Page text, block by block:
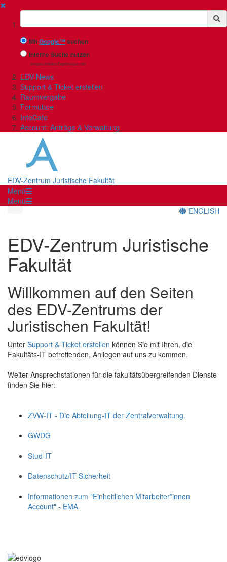
✖
Suchbegriff
MitGoogle™suchen
Interne Suche nutzen
(eingeschränkte Ergebnisqualität)
EDV-News
Support & Ticket erstellen
Raumvergabe
Formulare
InfoCafe
Account: Anträge & Verwaltung
EDV-Zentrum Juristische Fakultät
Menü
Menü
ENGLISH
EDV-Zentrum Juristische
Fakultät
Willkommen auf den Seiten
des EDV-Zentrums der
Juristischen Fakultät!
Unter Support & Ticket erstellen können Sie mit Ihren, die
Fakultäts-IT betreffenden, Anliegen auf uns zu kommen.
Weiter Ansprechstationen für die fakultätsübergreifenden Dienste
finden Sie hier:
ZVW-IT - Die Abteilung-IT der Zentralverwaltung.
GWDG
Stud-IT
Datenschutz/IT-Sicherheit
Informationen zum "Einheitlichen Mitarbeiter*innen
Account" - EMA